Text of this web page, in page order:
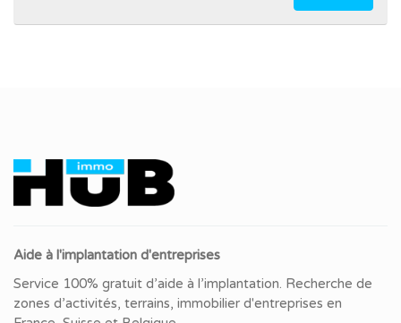
Aide à l'implantation d'entreprises
Service 100% gratuit d’aide à l’implantation. Recherche de
zones d’activités, terrains, immobilier d'entreprises en